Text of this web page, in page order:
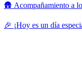
🛖 Acompañamiento a
🎉 ¡Hoy es un día